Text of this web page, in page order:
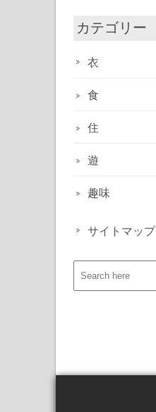
カテゴリー
衣
食
住
遊
趣味
サイトマップ